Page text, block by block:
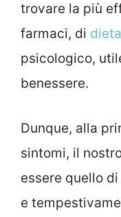
trovare la più
farmaci, di dieta
psicologico,
benessere.
Dunque, alla
sintomi, il
essere quello
e